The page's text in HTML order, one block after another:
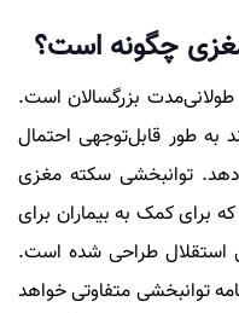
چگونه است؟
بزرگسالان است.
به طور قابل‌توجهی احتمال
دهد. توانبخشی سکته مغزی
برای کمک به بیماران برای
استقلال طراحی شده است.
توانبخشی متفاوتی خواهد